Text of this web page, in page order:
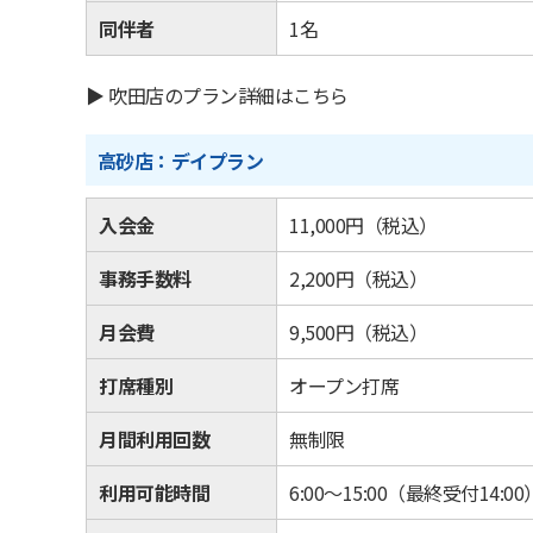
同伴者 1名
▶ 吹田店のプラン詳細はこちら
高砂店：デイプラン
入会金 11,000円（税込）
事務手数料
2,200円（税込）
月会費
9,500円（税込）
打席種別
オープン打席
月間利用回数
無制限
利用可能時間
6:00〜15:00（最終受付14:00